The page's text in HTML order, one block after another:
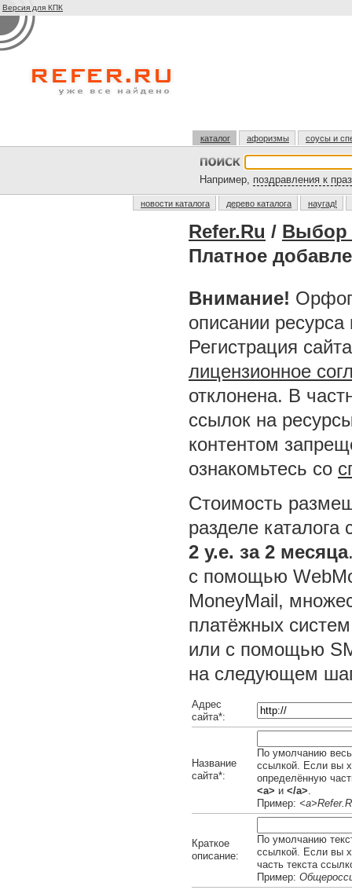
Версия для КПК
каталог афоризмы соусы и
Например, поздравления к
новости каталога дерево каталога наугад!
Refer.Ru / Выбор
Платное
Внимание!
описании
Регистрация
лицензионное
отклонена. В
ссылок на
контентом
ознакомьтесь со
Стоимость
разделе каталога
2 у.е. за 2 месяца
с помощью
MoneyMail,
платёжных
или с помощью
на следующем
Адрес
сайта*:
Название
сайта*:
По умолчанию
ссылкой. Если вы
определённую
<a> и </a>.
Пример:
Краткое
описание:
По умолчанию
ссылкой. Если вы
часть текста
Пример: